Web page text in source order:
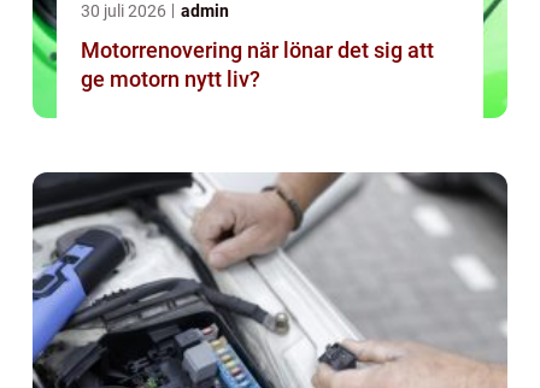
30 juli 2026 admin
Motorrenovering när lönar det sig att
ge motorn nytt liv?